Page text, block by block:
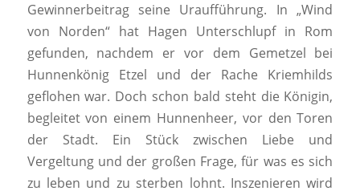
Gewinnerbeitrag seine Uraufführung. In „Wind
von Norden“ hat Hagen Unterschlupf in Rom
gefunden, nachdem er vor dem Gemetzel bei
Hunnenkönig Etzel und der Rache Kriemhilds
geflohen war. Doch schon bald steht die Königin,
begleitet von einem Hunnenheer, vor den Toren
der Stadt. Ein Stück zwischen Liebe und
Vergeltung und der großen Frage, für was es sich
zu leben und zu sterben lohnt. Inszenieren wird